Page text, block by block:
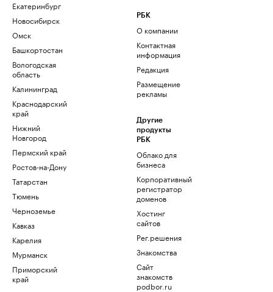
Екатеринбург
Новосибирск
Омск
Башкортостан
Вологодская
область
Калининград
Краснодарский
край
Нижний
Новгород
Пермский край
Ростов-на-Дону
Татарстан
Тюмень
Черноземье
Кавказ
Карелия
Мурманск
Приморский
край
РБК
О компании
Контактная
информация
Редакция
Размещение
рекламы
Другие
продукты
РБК
Облако для
бизнеса
Корпоративный
регистратор
доменов
Хостинг
сайтов
Рег.решения
Знакомства
Сайт
знакомств
podbor.ru